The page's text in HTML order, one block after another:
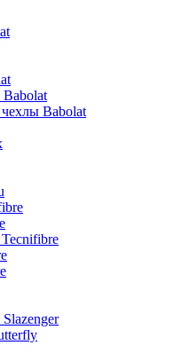
Babolat